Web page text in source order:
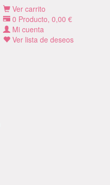
Ver carrito
0 Producto, 0,00 €
Mi cuenta
Ver lista de deseos